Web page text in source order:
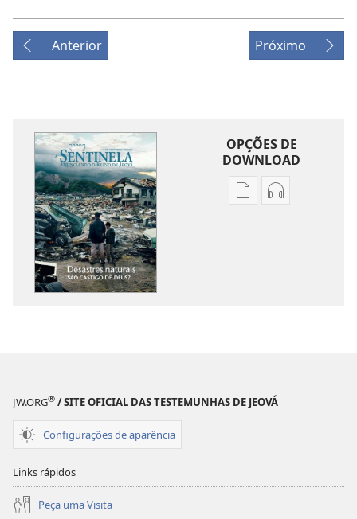
Anterior Próximo
OPÇÕES DE
DOWNLOAD
OpçõesOpções
JW.ORG® / SITE OFICIAL DAS TESTEMUNHAS DE JEOVÁ
Configurações de aparência
Links rápidos
Peça uma Visita